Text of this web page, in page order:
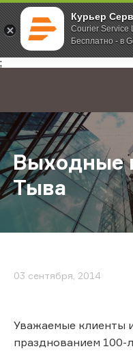
Курьер
Courier Service
Бесплатно - в
;
Главная О компании
Выходные
Тыва
03 сентября, 2014
Уважаемые клиенты
празднованием 100-